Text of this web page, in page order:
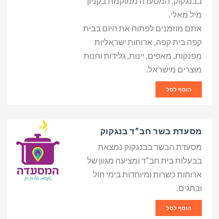
מיל מאלי.
אתם מוזמנים לפתוח את היום בבית
קפה בית קפה, ארוחות ישראליות
מפנקות, מאפים, יינות, גלידות וחנות
מוצרים מישראל.
הוסף לסל
מסעדת בשר חב”ד בנגקוק
מסעדת הבשר בבנגקוק נמצאת
בבעלות בית חב”ד ומציעה מגוון של
ארוחות כשרות ומיוחדות בימי חול
ובחגים.
הוסף לסל